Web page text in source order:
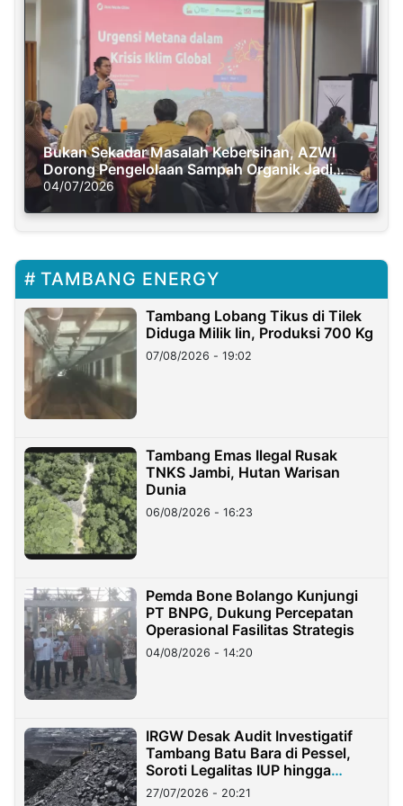
Bukan Sekadar Masalah Kebersihan, AZWI
Dorong Pengelolaan Sampah Organik Jadi
Solusi Krisis Iklim
04/07/2026
TAMBANG ENERGY
Tambang Lobang Tikus di Tilek
Diduga Milik Iin, Produksi 700 Kg
07/08/2026 - 19:02
Tambang Emas Ilegal Rusak
TNKS Jambi, Hutan Warisan
Dunia
06/08/2026 - 16:23
Pemda Bone Bolango Kunjungi
PT BNPG, Dukung Percepatan
Operasional Fasilitas Strategis
04/08/2026 - 14:20
IRGW Desak Audit Investigatif
Tambang Batu Bara di Pessel,
Soroti Legalitas IUP hingga
Stockpile
27/07/2026 - 20:21